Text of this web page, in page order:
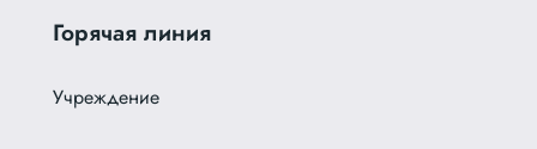
Горячая линия
Учреждение